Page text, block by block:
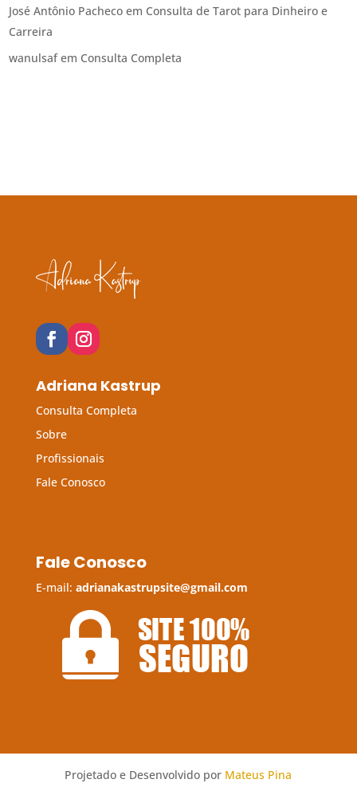
José Antônio Pacheco em Consulta de Tarot para Dinheiro e
Carreira
wanulsafem Consulta Completa
Adriana Kastrup
Consulta Completa
Sobre
Profissionais
Fale Conosco
Fale Conosco
E-mail: adrianakastrupsite@gmail.com
Projetado e Desenvolvido por Mateus Pina